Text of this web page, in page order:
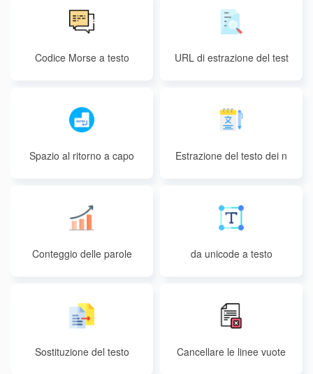
Codice Morse a testo
URL di estrazione del test
Spazio al ritorno a capo
Estrazione del testo dei n
Conteggio delle parole da unicode a testo
Sostituzione del testo Cancellare le linee vuote